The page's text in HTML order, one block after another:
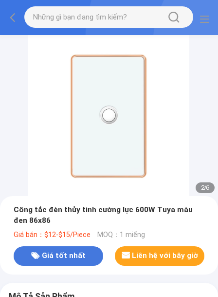
2/6
Công tắc đèn thủy tinh cường lực 600W Tuya màu
đen 86x86
Giá bán：$12-$15/Piece MOQ：1 miếng
Giá tốt nhất Liên hệ với bây giờ